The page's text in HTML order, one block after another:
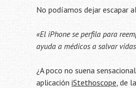
No podíamos dejar escapar
«El iPhone se perfila para
ayuda a médicos a salvar
¿A poco no suena
aplicación iStethoscope, de